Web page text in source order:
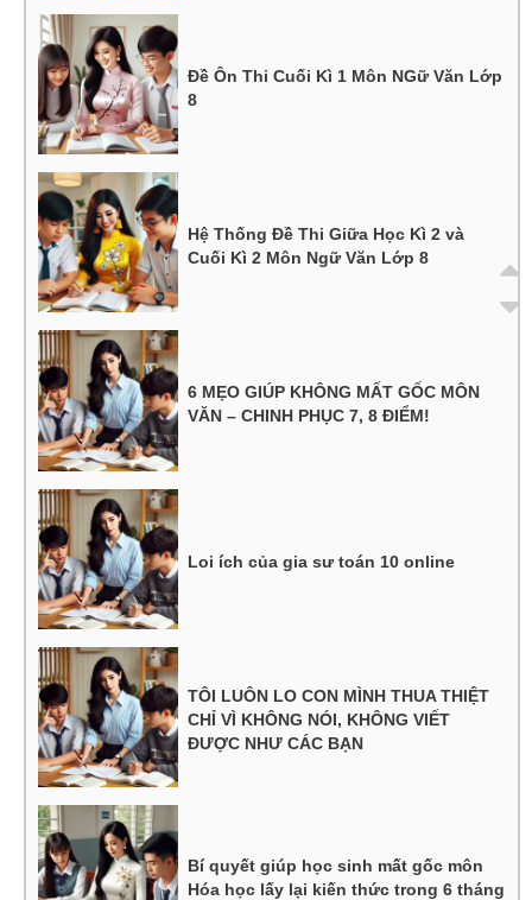
Đề Ôn Thi Cuối Kì 1 Môn NGữ Văn Lớp
8
Hệ Thống Đề Thi Giữa Học Kì 2 và
Cuối Kì 2 Môn Ngữ Văn Lớp 8
6 MẸO GIÚP KHÔNG MẤT GỐC MÔN
VĂN – CHINH PHỤC 7, 8 ĐIỂM!
Loi ích của gia sư toán 10 online
TÔI LUÔN LO CON MÌNH THUA THIỆT
CHỈ VÌ KHÔNG NÓI, KHÔNG VIẾT
ĐƯỢC NHƯ CÁC BẠN
Bí quyết giúp học sinh mất gốc môn
Hóa học lấy lại kiến thức trong 6 tháng